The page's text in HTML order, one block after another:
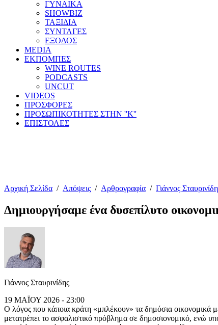
ΓΥΝΑΙΚΑ
SHOWBIZ
ΤΑΞΙΔΙΑ
ΣΥΝΤΑΓΕΣ
ΕΞΟΔΟΣ
MEDIA
ΕΚΠΟΜΠΕΣ
WINE ROUTES
PODCASTS
UNCUT
VIDEOS
ΠΡΟΣΦΟΡΕΣ
ΠΡΟΣΩΠΙΚΟΤΗΤΕΣ ΣΤΗΝ ''Κ''
ΕΠΙΣΤΟΛΕΣ
Αρχική Σελίδα / Απόψεις / Αρθρογραφία / Γιάννος
Δημιουργήσαμε ένα δυσεπίλυτο
Γιάννος Σταυρινίδης
19 ΜΑΪΟΥ 2026 - 23:00
Ο λόγος που κάποια κράτη «μπλέκουν» τα δημόσια οικονομικά
μετατρέπει το ασφαλιστικό πρόβλημα σε δημοσιονομικό, ενώ